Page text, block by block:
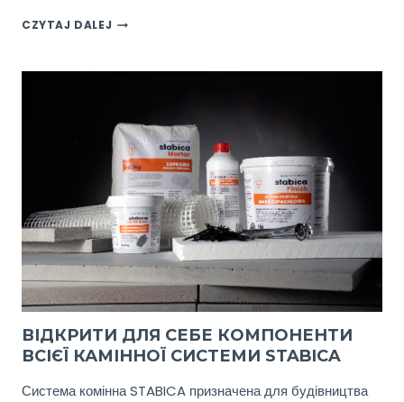
CZYTAJ DALEJ ДО
УВАГУ
КАМІНА?
ВІДКРИТИ ДЛЯ СЕБЕ КОМПОНЕНТИ
ВСІЄЇ КАМІННОЇ СИСТЕМИ STABICA
Система комінна STABICA призначена для будівництва